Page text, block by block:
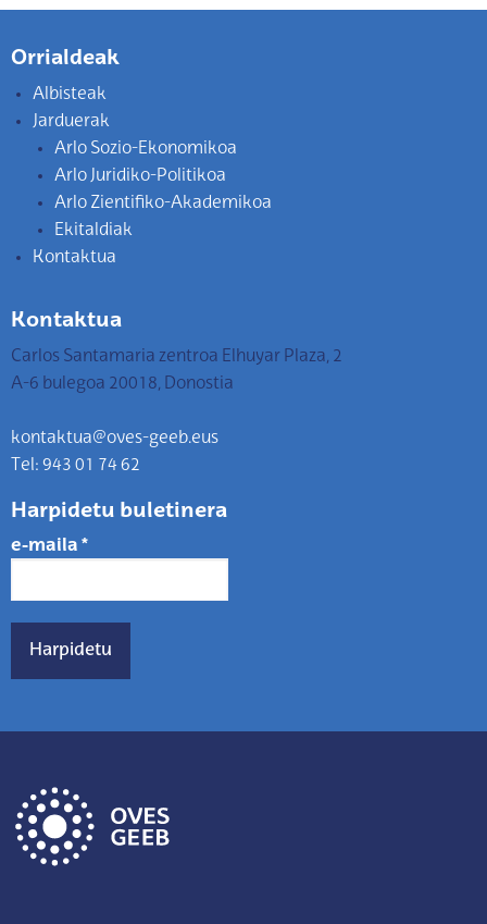
Orrialdeak
Albisteak
Jarduerak
Arlo Sozio-Ekonomikoa
Arlo Juridiko-Politikoa
Arlo Zientifiko-Akademikoa
Ekitaldiak
Kontaktua
Kontaktua
Carlos Santamaria zentroa Elhuyar Plaza, 2
A-6 bulegoa 20018, Donostia
kontaktua@oves-geeb.eus
Tel: 943 01 74 62
Harpidetu buletinera
e-maila *